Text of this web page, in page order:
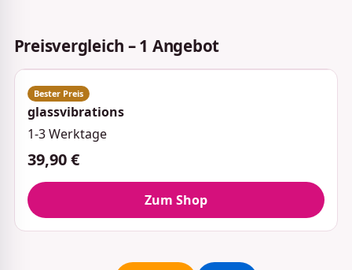
Preisvergleich – 1 Angebot
glassvibrations
1-3 Werktage
39,90 €
Zum Shop